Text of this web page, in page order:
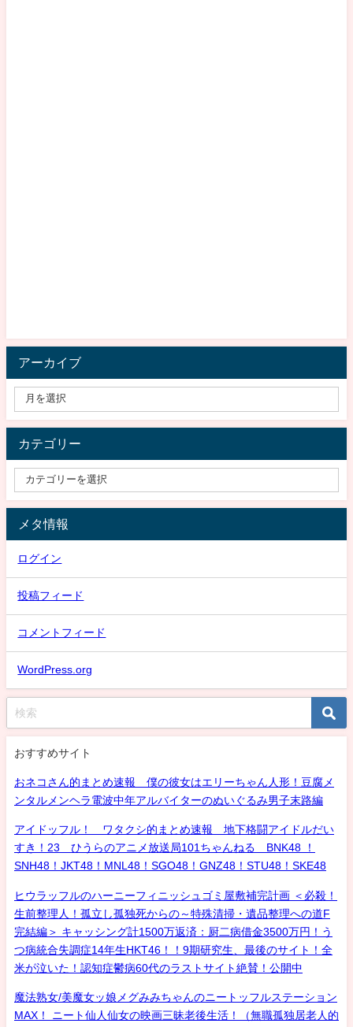
アーカイブ
カテゴリー
メタ情報
ログイン
投稿フィード
コメントフィード
WordPress.org
おすすめサイト
おネコさん的まとめ速報 僕の彼女はエリーちゃん人形！豆腐メ
ンタルメンヘラ電波中年アルバイターのぬいぐるみ男子末路編
アイドッフル！ ワタクシ的まとめ速報 地下格闘アイドルだい
すき！23 ひうらのアニメ放送局101ちゃんねる BNK48 ！
SNH48！JKT48！MNL48！SGO48！GNZ48！STU48！SKE48
ヒウラッフルのハーニーフィニッシュゴミ屋敷補完計画 ＜必殺！
生前整理人！孤立し孤独死からの～特殊清掃・遺品整理への道F
完結編＞ キャッシング計1500万返済：厨二病借金3500万円！う
つ病統合失調症14年生HKT46！！9期研究生、最後のサイト！全
米が泣いた！認知症鬱病60代のラストサイト絶賛！公開中
魔法熟女/美魔女ッ娘メグみみちゃんのニートッフルステーション
MAX！ ニート仙人仙女の映画三昧老後生活！（無職孤独居老人的